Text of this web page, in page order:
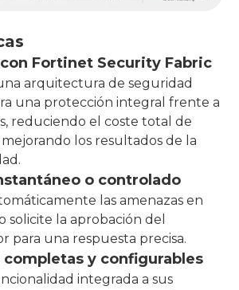
Fortinet Security Fabric
arquitectura de seguridad
una protección integral frente a
reduciendo el coste total de
los resultados de la
o controlado
las amenazas en
solicite la aprobación del
para una respuesta precisa.
completas y configurables
integrada a sus